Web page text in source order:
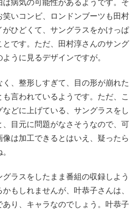
は病気の可能性があるようです。そ
笑いコンビ、ロンドンブーツも田村
ひどくて、サングラスをかけっぱ
とです。ただ、田村淳さんのサング
うに見るデザインですが。
く、整形しすぎて、目の形が崩れた
言われているようです。ただ、こ
どに上げている、サングラスをし
、目元に問題がなさそうなので、可
は加工できるとはいえ、疑ったら
ラスをしたまま番組の収録しよう
もしれませんが、叶恭子さんは、
り、キャラなのでしょう。叶恭子